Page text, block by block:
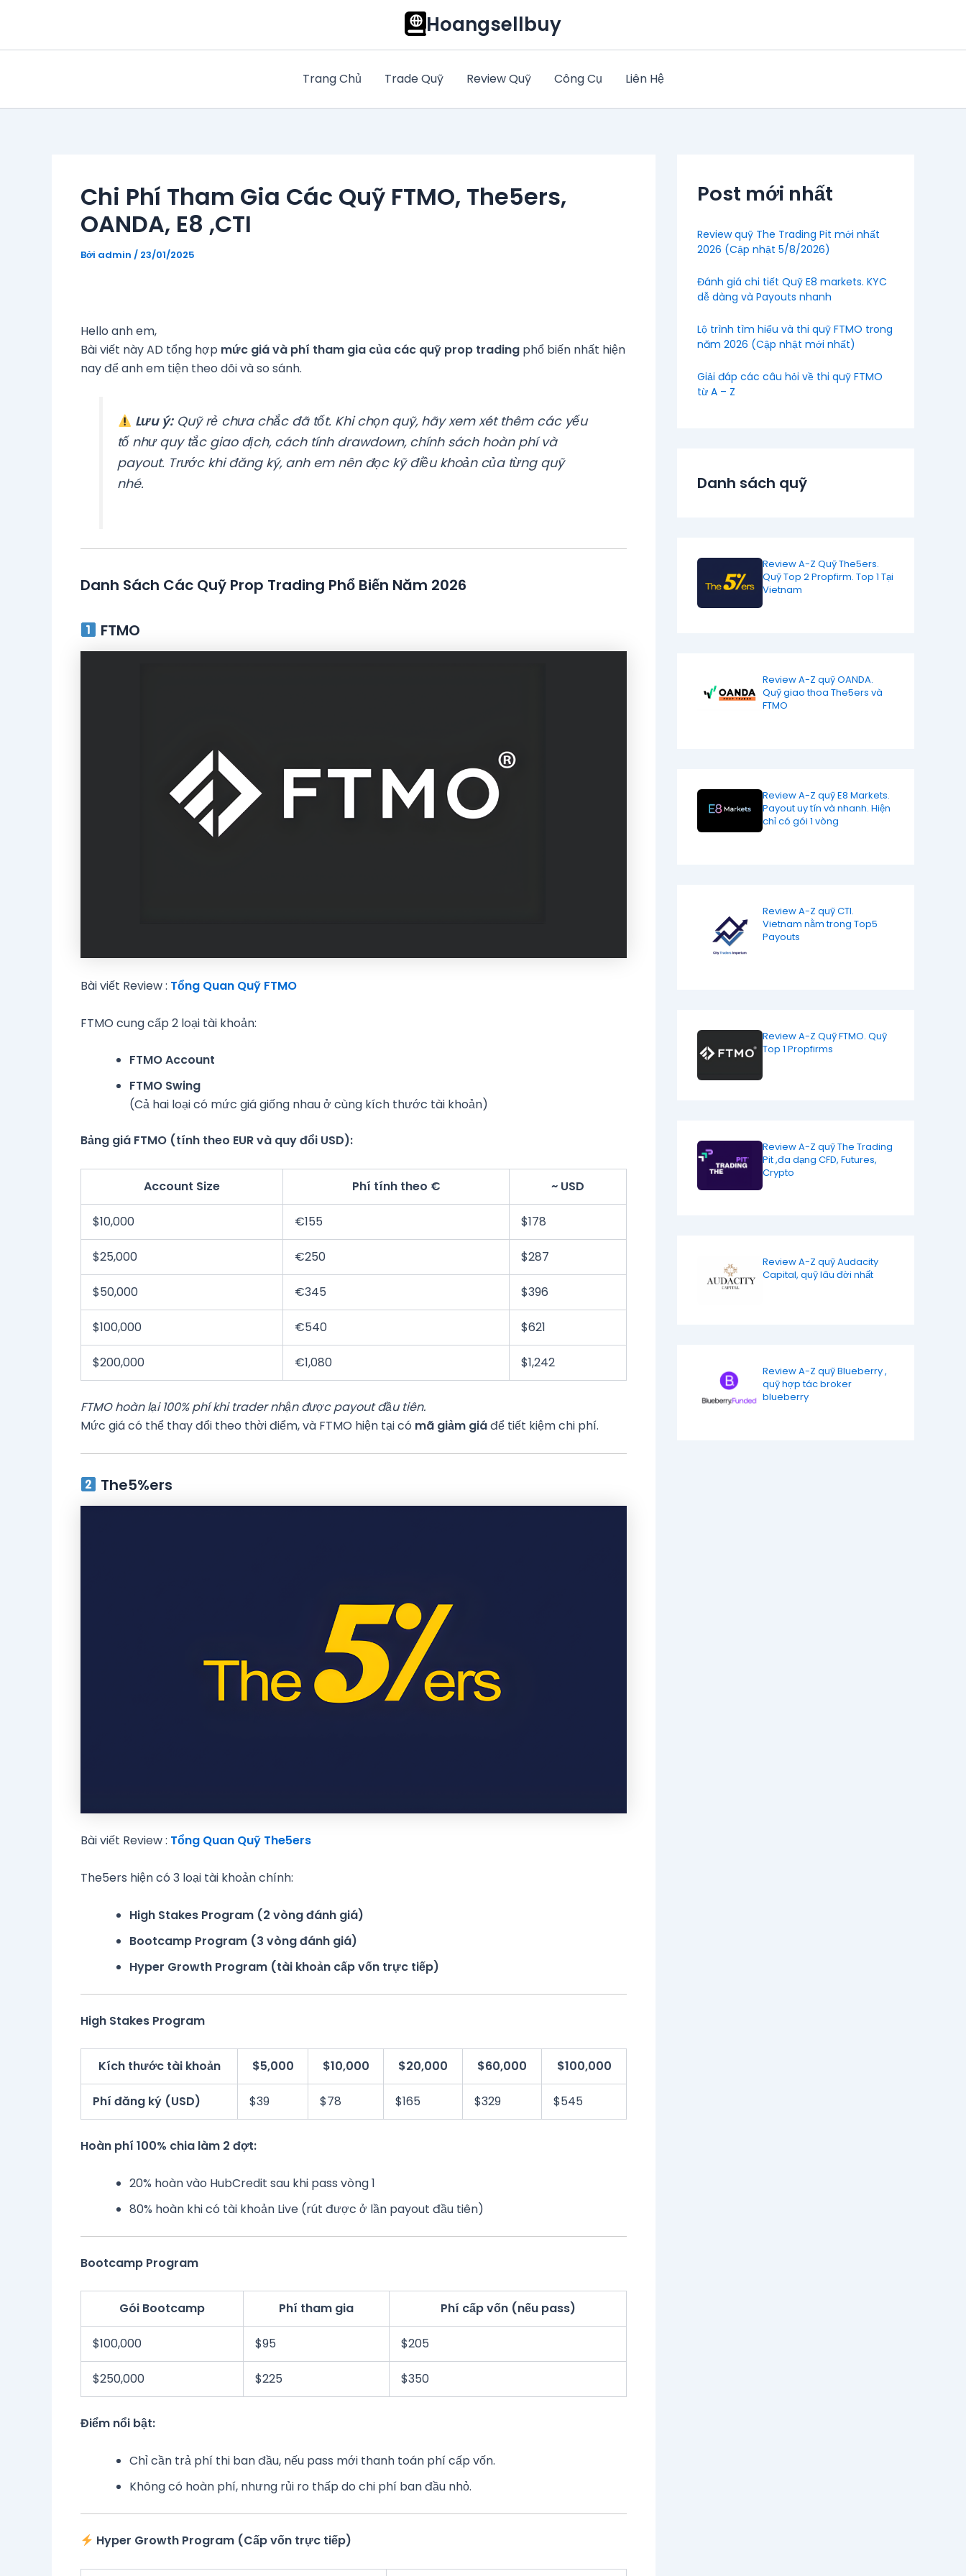
nội
Hoangsellbuy
Trang Chủ Trade Quỹ Review Quỹ Công Cụ Liên Hệ
Chi Phí Tham Gia Các Quỹ FTMO, The5ers,
OANDA, E8 ,CTI
Bởi admin / 23/01/2025
Hello anh em,
Bài viết này AD tổng hợp mức giá và phí tham gia của các quỹ prop trading phổ biến nhất hiện
nay để anh em tiện theo dõi và so sánh.
Lưu ý:Quỹ rẻ chưa chắc đã tốt. Khi chọn quỹ, hãy xem xét thêm các yếu
tố như quy tắc giao dịch, cách tính drawdown, chính sách hoàn phí và
payout. Trước khi đăng ký, anh em nên đọc kỹ điều khoản của từng quỹ
nhé.
Danh Sách Các Quỹ Prop Trading Phổ Biến Năm 2026
FTMO
Bài viết Review : Tổng Quan Quỹ FTMO
FTMO cung cấp 2 loại tài khoản:
FTMO Account
FTMO Swing
(Cả hai loại có mức giá giống nhau ở cùng kích thước tài khoản)
Bảng giá FTMO (tính theo EUR và quy đổi USD):
Account Size Phí tính theo € ~ USD
$10,000 €155 $178
$25,000 €250 $287
$50,000 €345 $396
$100,000 €540 $621
$200,000 €1,080 $1,242
FTMO hoàn lại 100% phí khi trader nhận được payout đầu tiên.
Mức giá có thể thay đổi theo thời điểm, và FTMO hiện tại có mã giảm giáđể tiết kiệm chi phí.
The5%ers
Bài viết Review : Tổng Quan Quỹ The5ers
The5ers hiện có 3 loại tài khoản chính:
High Stakes Program (2 vòng đánh giá)
Bootcamp Program (3 vòng đánh giá)
Hyper Growth Program (tài khoản cấp vốn trực tiếp)
High Stakes Program
Kích thước tài khoản $5,000 $10,000 $20,000 $60,000 $100,000
Phí đăng ký (USD) $39 $78 $165 $329 $545
Hoàn phí 100% chia làm 2 đợt:
20% hoàn vào HubCredit sau khi pass vòng 1
80% hoàn khi có tài khoản Live (rút được ở lần payout đầu tiên)
Bootcamp Program
Gói Bootcamp Phí tham gia Phí cấp vốn (nếu pass)
$100,000 $95 $205
$250,000 $225 $350
Điểm nổi bật:
Chỉ cần trả phí thi ban đầu, nếu pass mới thanh toán phí cấp vốn.
Không có hoàn phí, nhưng rủi ro thấp do chi phí ban đầu nhỏ.
Hyper Growth Program (Cấp vốn trực tiếp)
Post mới nhất
Review quỹ The Trading Pit mới nhất
2026 (Cập nhật 5/8/2026)
Đánh giá chi tiết Quỹ E8 markets. KYC
dễ dàng và Payouts nhanh
Lộ trình tìm hiểu và thi quỹ FTMO trong
năm 2026 (Cập nhật mới nhất)
Giải đáp các câu hỏi về thi quỹ FTMO
từ A – Z
Danh sách quỹ
Review A-Z Quỹ The5ers.
Quỹ Top 2 Propfirm. Top 1 Tại
Vietnam
Review A-Z quỹ OANDA.
Quỹ giao thoa The5ers và
FTMO
Review A-Z quỹ E8 Markets.
Payout uy tín và nhanh. Hiện
chỉ có gói 1 vòng
Review A-Z quỹ CTI.
Vietnam nằm trong Top5
Payouts
Review A-Z Quỹ FTMO. Quỹ
Top 1 Propfirms
Review A-Z quỹ The Trading
Pit ,đa dạng CFD, Futures,
Crypto
Review A-Z quỹ Audacity
Capital, quỹ lâu đời nhất
Review A-Z quỹ Blueberry ,
quỹ hợp tác broker
blueberry